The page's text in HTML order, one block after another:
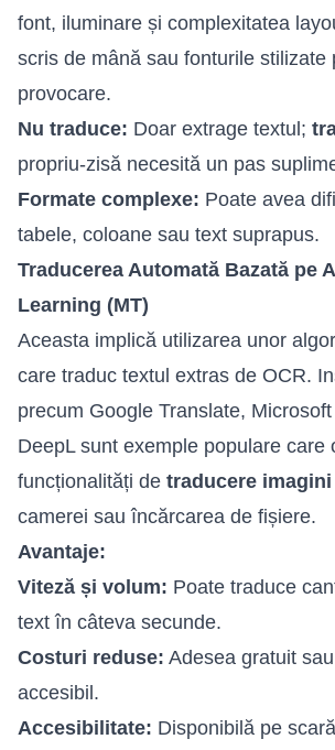
font, iluminare și complexitatea
scris de mână sau fonturile stilizate
provocare.
Nu traduce: Doar extrage textul;
propriu-zisă necesită un pas
Formate complexe: Poate avea
tabele, coloane sau text suprapus.
Traducerea Automată Bazată pe
Learning (MT)
Aceasta implică utilizarea unor
care traduc textul extras de OCR.
precum Google Translate,
DeepL sunt exemple populare care
funcționalități de traducere imagini
camerei sau încărcarea de fișiere.
Avantaje:
Viteză și volum: Poate traduce
text în câteva secunde.
Costuri reduse: Adesea gratuit
accesibil.
Accesibilitate: Disponibilă pe